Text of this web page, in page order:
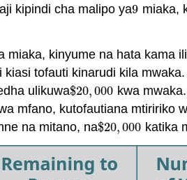
kipindi cha malipo ya9
9 miaka,
kinyume na hata kama
tofauti kinarudi kila
ulikuwa$20, 000
$20,000 kwa
mfano, kutofautiana mtiririko
na mitano, na$20,000
$20,000 katika